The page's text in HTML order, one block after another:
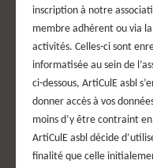
inscription à notre
membre adhérent ou via
activités. Celles-ci sont
informatisée au sein de
ci-dessous, ArtiCulE asbl
donner accès à vos
moins d’y être contraint
ArtiCulE asbl décide
finalité que celle